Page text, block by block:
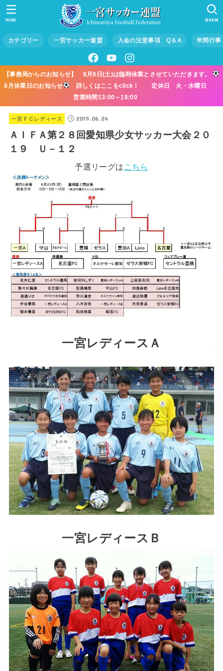
カテゴリー 一宮サッカー連盟 入会の注意事項 Q＆A 年間行事
SEARCH
MENU
【事務局からのお知らせ】 8月8日(土)は臨時休業とさせていただきます。
8月休業日のお知らせ
詳しくはここをclick！ 定休日 火・水曜日
営業時間13:00～18:00
一宮ＦＣレディース 2019.06.24
ＡＩＦＡ第２８回愛知県少女サッカー大会２０
１９ Ｕ－１２
予選リーグは こちら
一宮レディースＡ
一宮レディースＢ